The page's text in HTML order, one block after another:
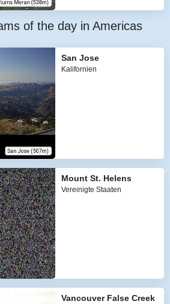
of the day in Americas
San Jose
Kalifornien
Mount St. Helens
Vereinigte Staaten
Vancouver False Creek